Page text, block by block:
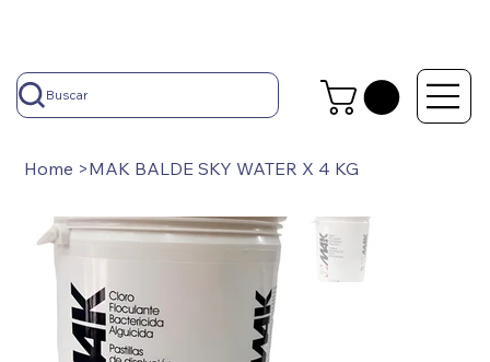
Buscar
Home >MAK BALDE SKY WATER X 4 KG